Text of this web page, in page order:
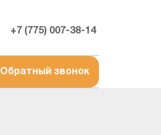
+7 (775) 007-38-14
Обратный звонок